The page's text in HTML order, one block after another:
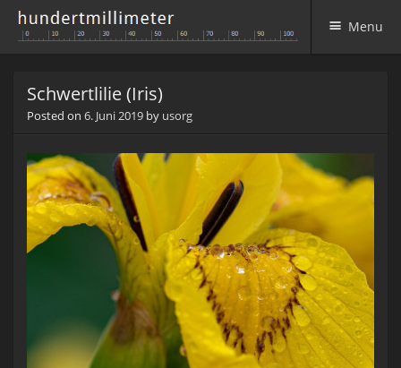
Menu
Schwertlilie (Iris)
Posted on 6. Juni 2019 by usorg